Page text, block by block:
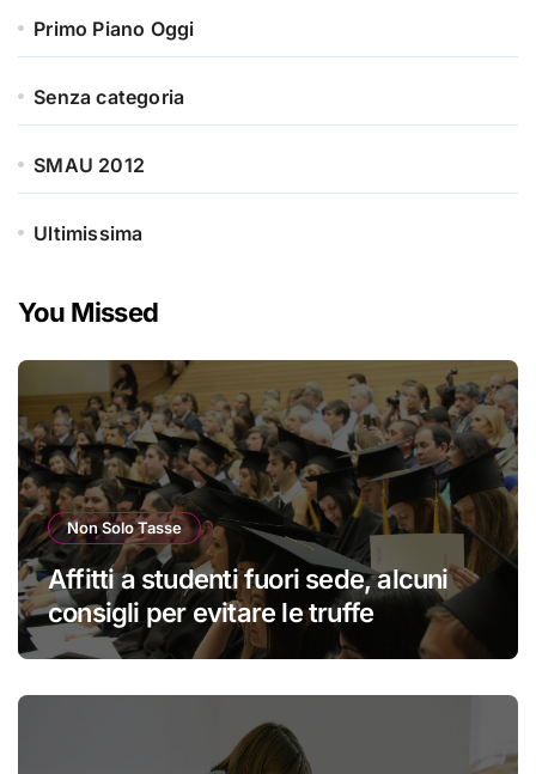
Primo Piano Oggi
Senza categoria
SMAU 2012
Ultimissima
You Missed
Non Solo Tasse
Affitti a studenti fuori sede, alcuni
consigli per evitare le truffe